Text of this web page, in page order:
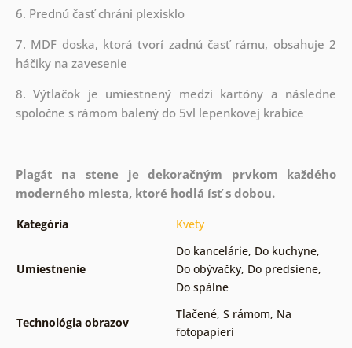
6. Prednú časť chráni plexisklo
7. MDF doska, ktorá tvorí zadnú časť rámu, obsahuje 2
háčiky na zavesenie
8. Výtlačok je umiestnený medzi kartóny a následne
spoločne s rámom balený do 5vl lepenkovej krabice
Plagát na stene je dekoračným prvkom každého
moderného miesta, ktoré hodlá ísť s dobou.
Kategória Kvety
Umiestnenie
Do kancelárie, Do kuchyne,
Do obývačky, Do predsiene,
Do spálne
Technológia obrazov
Tlačené, S rámom, Na
fotopapieri